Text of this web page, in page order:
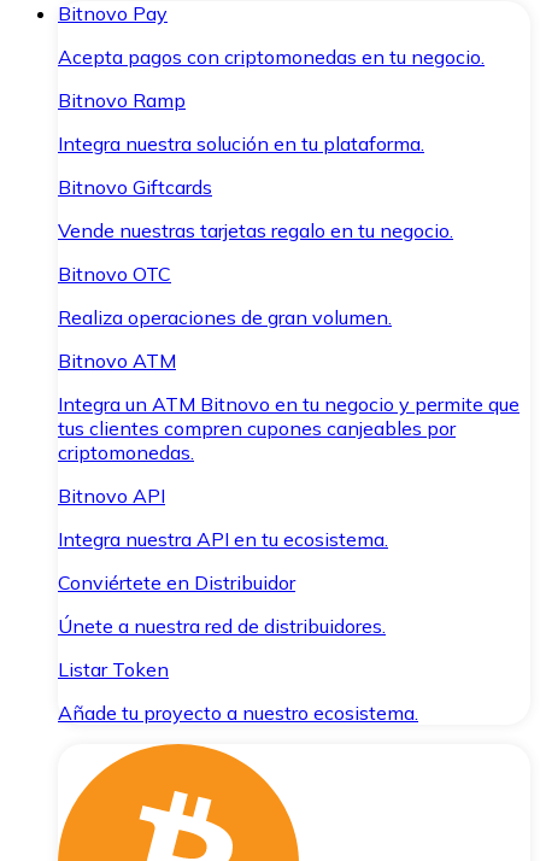
Bitnovo Pay
Acepta pagos con criptomonedas en tu negocio.
Bitnovo Ramp
Integra nuestra solución en tu plataforma.
Bitnovo Giftcards
Vende nuestras tarjetas regalo en tu negocio.
Bitnovo OTC
Realiza operaciones de gran volumen.
Bitnovo ATM
Integra un ATM Bitnovo en tu negocio y permite que
tus clientes compren cupones canjeables por
criptomonedas.
Bitnovo API
Integra nuestra API en tu ecosistema.
Conviértete en Distribuidor
Únete a nuestra red de distribuidores.
Listar Token
Añade tu proyecto a nuestro ecosistema.